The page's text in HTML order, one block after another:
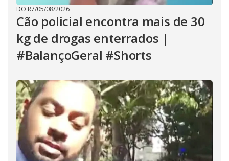
DO R7/05/08/2026
Cão policial encontra mais de 30
kg de drogas enterrados |
#BalançoGeral #Shorts